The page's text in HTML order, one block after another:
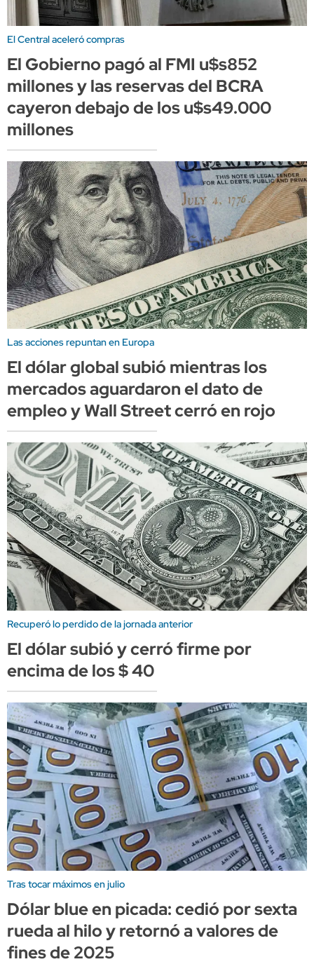
El Central aceleró compras
El Gobierno pagó al FMI u$s852
millones y las reservas del BCRA
cayeron debajo de los u$s49.000
millones
Las acciones repuntan en Europa
El dólar global subió mientras los
mercados aguardaron el dato de
empleo y Wall Street cerró en rojo
Recuperó lo perdido de la jornada anterior
El dólar subió y cerró firme por
encima de los $ 40
Tras tocar máximos en julio
Dólar blue en picada: cedió por sexta
rueda al hilo y retornó a valores de
fines de 2025